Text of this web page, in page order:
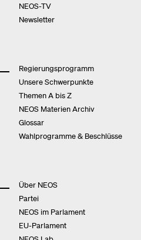
NEOS-TV
Newsletter
Regierungsprogramm
Unsere Schwerpunkte
Themen A bis Z
NEOS Materien Archiv
Glossar
Wahlprogramme & Beschlüsse
Über NEOS
Partei
NEOS im Parlament
EU-Parlament